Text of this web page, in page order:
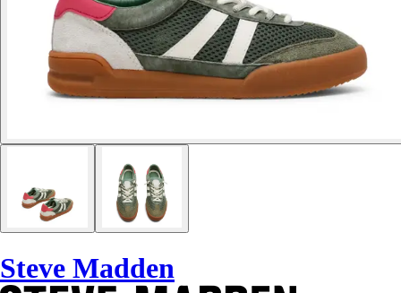
Steve Madden